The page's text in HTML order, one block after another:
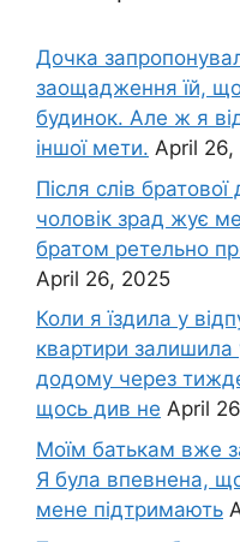
Дочка
заощадження їй,
будинок. Але ж я
іншої мети. April 26,
Після слів
чоловік зpад жує
братом ретельно
April 26, 2025
Коли я їздила у
квартири
додому через
щось див не April
Моїм батькам вже
Я була впевнена,
мене підтримають